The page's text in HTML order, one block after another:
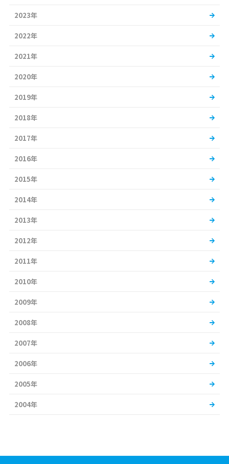
2023年
2022年
2021年
2020年
2019年
2018年
2017年
2016年
2015年
2014年
2013年
2012年
2011年
2010年
2009年
2008年
2007年
2006年
2005年
2004年